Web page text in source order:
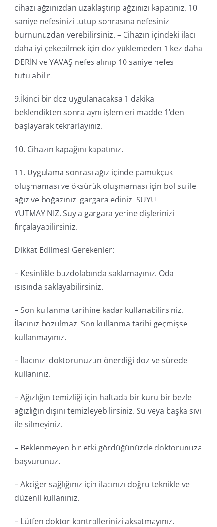
cihazı ağzınızdan uzaklaştırıp ağzınızı kapatınız. 10
saniye nefesinizi tutup sonrasına nefesinizi
burnunuzdan verebilirsiniz. – Cihazın içindeki ilacı
daha iyi çekebilmek için doz yüklemeden 1 kez daha
DERİN ve YAVAŞ nefes alınıp 10 saniye nefes
tutulabilir.
9.İkinci bir doz uygulanacaksa 1 dakika
beklendikten sonra aynı işlemleri madde 1’den
başlayarak tekrarlayınız.
10. Cihazın kapağını kapatınız.
11. Uygulama sonrası ağız içinde pamukçuk
oluşmaması ve öksürük oluşmaması için bol su ile
ağız ve boğazınızı gargara ediniz. SUYU
YUTMAYINIZ. Suyla gargara yerine dişlerinizi
fırçalayabilirsiniz.
Dikkat Edilmesi Gerekenler:
– Kesinlikle buzdolabında saklamayınız. Oda
ısısında saklayabilirsiniz.
– Son kullanma tarihine kadar kullanabilirsiniz.
İlacınız bozulmaz. Son kullanma tarihi geçmişse
kullanmayınız.
– İlacınızı doktorunuzun önerdiği doz ve sürede
kullanınız.
– Ağızlığın temizliği için haftada bir kuru bir bezle
ağızlığın dışını temizleyebilirsiniz. Su veya başka sıvı
ile silmeyiniz.
– Beklenmeyen bir etki gördüğünüzde doktorunuza
başvurunuz.
– Akciğer sağlığınız için ilacınızı doğru teknikle ve
düzenli kullanınız.
– Lütfen doktor kontrollerinizi aksatmayınız.